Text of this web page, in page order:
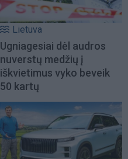
Lietuva
Ugniagesiai dėl audros
nuverstų medžių į
iškvietimus vyko beveik
50 kartų